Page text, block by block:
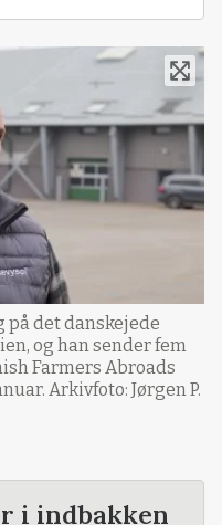
på det danskejede
og han sender fem
Farmers Abroads
Arkivfoto: Jørgen P.
i indbakken